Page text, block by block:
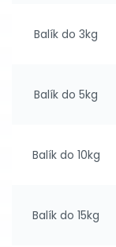
Balík do 3kg
Balík do 5kg
Balík do 10kg
Balík do 15kg